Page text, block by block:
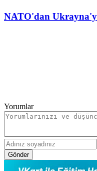
NATO'dan
Yorumlar
Gönder